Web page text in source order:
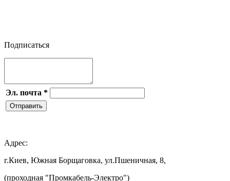
Подписаться
Эл. почта *
Отправить
Адрес:
г.Киев, Южная Борщаговка, ул.Пшеничная, 8,
(проходная "Промкабель-Электро")